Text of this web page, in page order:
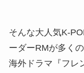
そんな大人気K-
ーダーRMが多く
海外ドラマ『フレ